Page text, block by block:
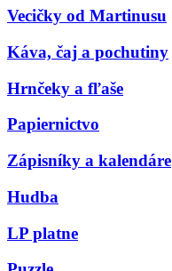
Vecičky od Martinusu
Káva, čaj a pochutiny
Hrnčeky a fľaše
Papiernictvo
Zápisníky a kalendáre
Hudba
LP platne